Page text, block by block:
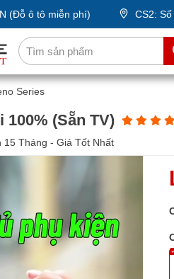
(Đỗ ô tô miễn phí) CS2:
Series
100% (Sẵn TV)
15 Tháng - Giá Tốt Nhất